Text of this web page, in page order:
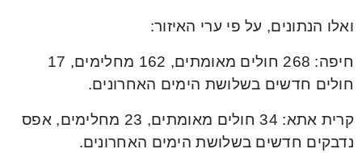
ואלו הנתונים, על פי ערי האיזור:
חיפה: 268 חולים מאומתים, 162 מחלימים, 17
חולים חדשים בשלושת הימים האחרונים.
קרית אתא: 34 חולים מאומתים, 23 מחלימים, אפס
נדבקים חדשים בשלושת הימים האחרונים.